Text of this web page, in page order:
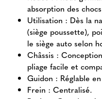
absorption des
Utilisation : Dès la
(siège poussette),
le siège auto selon
Châssis :
pliage facile et
Guidon : Réglable
Frein : Centralisé.